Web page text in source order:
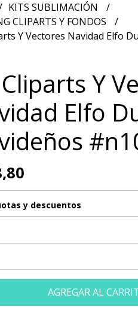
KITS SUBLIMACIÓN
CLIPARTS Y FONDOS
Y Vectores Navidad Elfo
Y
Elfo
y descuentos
AGREGAR AL